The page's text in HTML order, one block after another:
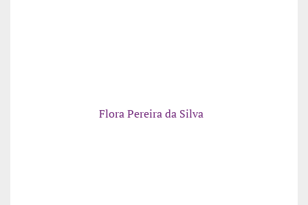
Flora Pereira da Silva